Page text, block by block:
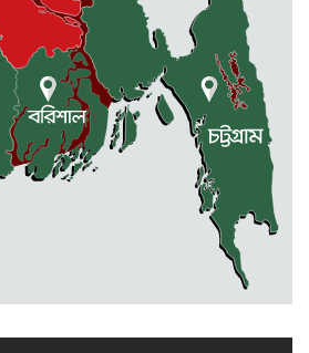
দুর্গাপুরে ৪০ বোতল ভারতীয় মদসহ
আটক ২
প্রথম শ্রেণিতে ভর্তি লটারিতে, পরীক্ষা হবে
দ্বিতীয় থেকে নবম শ্রেণি পর্যন্ত
দুর্গাপুরে ক্ষুদে শিক্ষার্থীদের মাঝে গাছের